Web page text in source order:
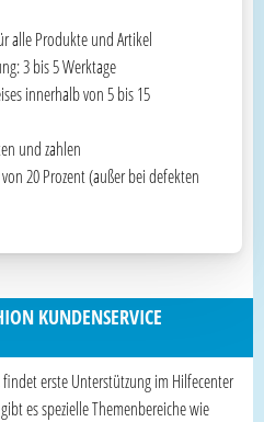
alle Produkte und Artikel
3 bis 5 Werktage
innerhalb von 5 bis 15
und zahlen
20 Prozent (außer bei defekten
KUNDENSERVICE
erste Unterstützung im Hilfecenter
es spezielle Themenbereiche wie